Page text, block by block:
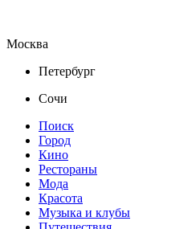
Москва
Петербург
Сочи
Поиск
Город
Кино
Рестораны
Мода
Красота
Музыка и клубы